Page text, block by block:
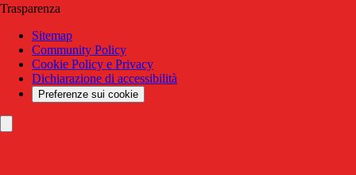
Trasparenza
Sitemap
Community Policy
Cookie Policy e Privacy
Dichiarazione di accessibilità
Preferenze sui cookie